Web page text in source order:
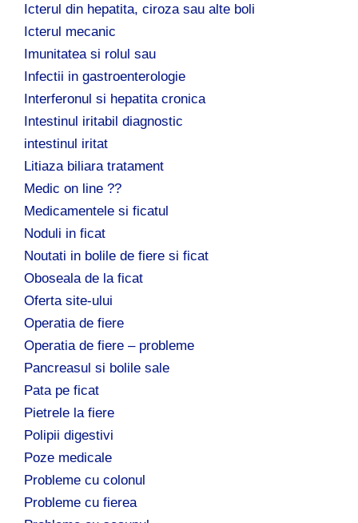
Icterul din hepatita, ciroza sau alte boli
Icterul mecanic
Imunitatea si rolul sau
Infectii in gastroenterologie
Interferonul si hepatita cronica
Intestinul iritabil diagnostic
intestinul iritat
Litiaza biliara tratament
Medic on line ??
Medicamentele si ficatul
Noduli in ficat
Noutati in bolile de fiere si ficat
Oboseala de la ficat
Oferta site-ului
Operatia de fiere
Operatia de fiere – probleme
Pancreasul si bolile sale
Pata pe ficat
Pietrele la fiere
Polipii digestivi
Poze medicale
Probleme cu colonul
Probleme cu fierea